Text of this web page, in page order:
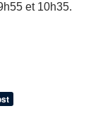
et 10h35.